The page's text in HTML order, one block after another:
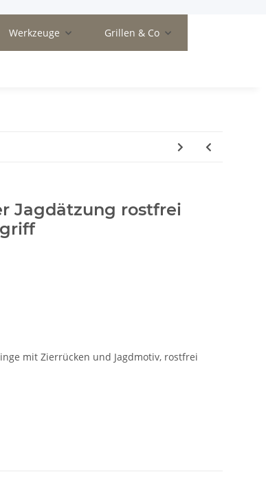
Werkzeuge Grillen & Co
Jagdätzung rostfrei
mit Zierrücken und Jagdmotiv, rostfrei